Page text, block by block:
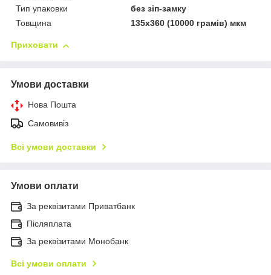
Тип упаковки
без зіп-замку
Товщина
135х360 (10000 грамів) мкм
Приховати
Умови доставки
Нова Пошта
Самовивіз
Всі умови доставки
Умови оплати
За реквізитами Приватбанк
Післяплата
За реквізитами Монобанк
Всі умови оплати